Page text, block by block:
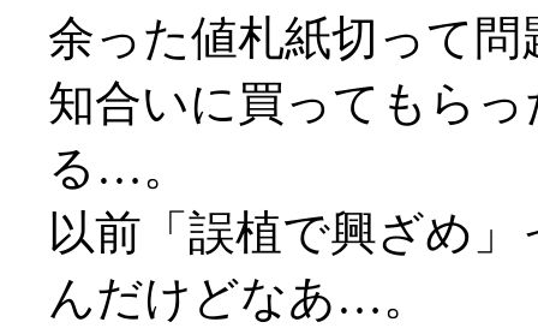
余った値札紙切って
知合いに買ってもら
る…。
以前「誤植で興ざめ
んだけどなあ…。